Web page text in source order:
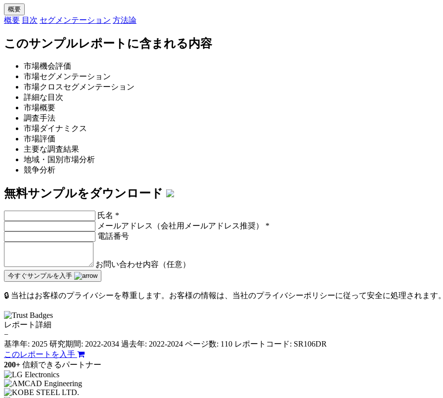
概要
概要 目次 セグメンテーション 方法論
このサンプルレポートに含まれる内容
市場機会評価
市場セグメンテーション
市場クロスセグメンテーション
詳細な目次
市場概要
調査手法
市場ダイナミクス
市場評価
主要な調査結果
地域・国別市場分析
競争分析
無料サンプルをダウンロード
氏名 *
メールアドレス（会社用メールアドレス推奨） *
電話番号
お問い合わせ内容（任意）
今すぐサンプルを入手
🔒 当社はお客様のプライバシーを尊重します。お客様の情報は、当社のプライバシーポリシーに従って安全に処理されます
レポート詳細
−
基準年: 2025 研究期間: 2022-2034 過去年: 2022-2024 ページ数: 110 レポートコード: SR106DR
このレポートを入手
200+ 信頼できるパートナー